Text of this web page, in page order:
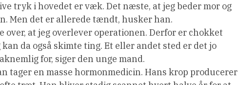
tryk i hovedet er væk. Det næste, at jeg beder mor og
Men det er allerede tændt, husker han.
at jeg overlever operationen. Derfor er chokket
da også skimte ting. Et eller andet sted er det jo
for, siger den unge mand.
tager en masse hormonmedicin. Hans krop producerer